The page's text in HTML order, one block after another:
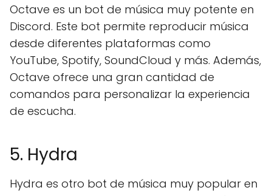
Octave es un bot de música muy potente en
Discord. Este bot permite reproducir música
desde diferentes plataformas como
YouTube, Spotify, SoundCloud y más. Además,
Octave ofrece una gran cantidad de
comandos para personalizar la experiencia
de escucha.
5. Hydra
Hydra es otro bot de música muy popular en